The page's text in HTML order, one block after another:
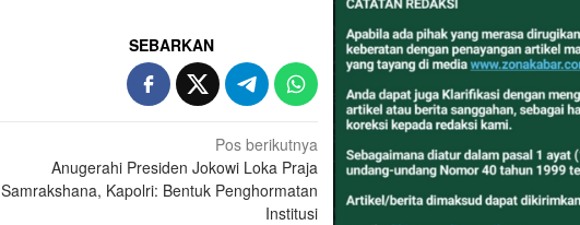
SEBARKAN
Pos berikutnya
Anugerahi Presiden Jokowi Loka Praja
Samrakshana, Kapolri: Bentuk Penghormatan
Institusi